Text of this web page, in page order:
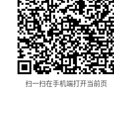
扫一扫在手机端打开当前页